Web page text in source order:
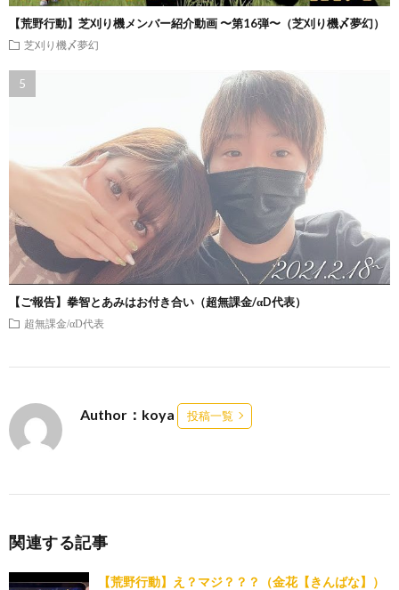
【荒野行動】芝刈り機メンバー紹介動画 〜第16弾〜（芝刈り機〆夢幻）
芝刈り機〆夢幻
【ご報告】拳智とあみはお付き合い（超無課金/αD代表）
超無課金/αD代表
Author：koya 投稿一覧
関連する記事
【荒野行動】え？マジ？？？（金花【きんばな】）